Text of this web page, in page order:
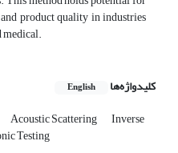
product quality in industries
medical.
کلیدواژه‌ها English
Acoustic Scattering Inverse
Testing